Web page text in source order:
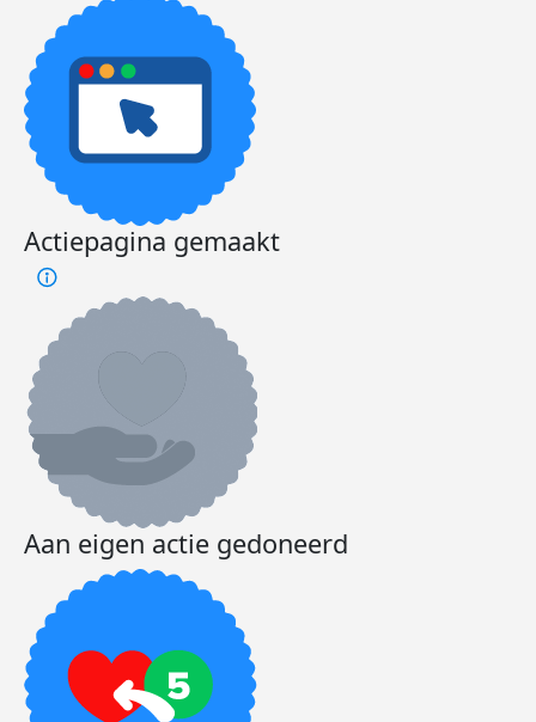
Actiepagina gemaakt
Aan eigen actie gedoneerd